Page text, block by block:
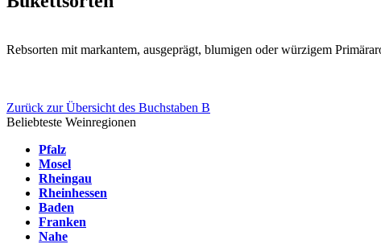
Rebsorten mit markantem, ausgeprägt, blumigen oder würzigem
Zurück zur Übersicht des Buchstaben B
Beliebteste Weinregionen
Pfalz
Mosel
Rheingau
Rheinhessen
Baden
Franken
Nahe